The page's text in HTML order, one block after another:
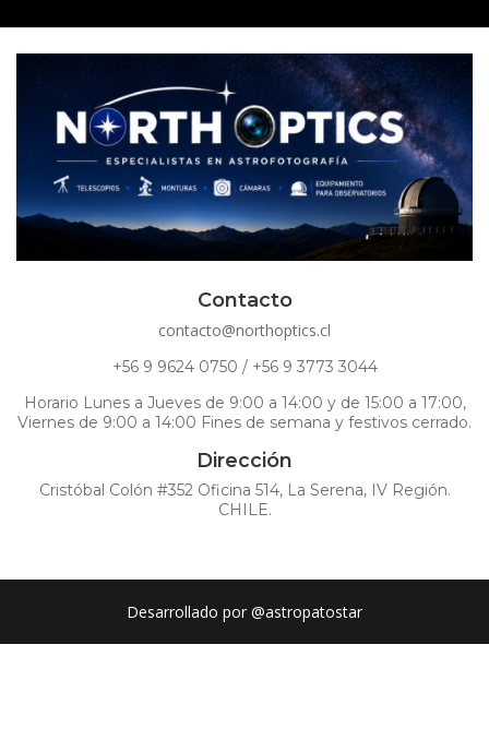
Contacto
contacto@northoptics.cl
+56 9 9624 0750 / +56 9 3773 3044
Horario Lunes a Jueves de 9:00 a 14:00 y de 15:00 a 17:00,
Viernes de 9:00 a 14:00 Fines de semana y festivos cerrado.
Dirección
Cristóbal Colón #352 Oficina 514, La Serena, IV Región.
CHILE.
Desarrollado por @astropatostar